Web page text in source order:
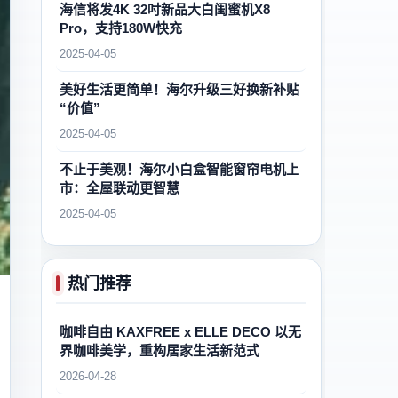
海信将发4K 32吋新品大白闺蜜机X8
Pro，支持180W快充
2025-04-05
美好生活更简单！海尔升级三好换新补贴
“价值”
2025-04-05
不止于美观！海尔小白盒智能窗帘电机上
市：全屋联动更智慧
2025-04-05
热门推荐
咖啡自由 KAXFREE x ELLE DECO 以无
界咖啡美学，重构居家生活新范式
2026-04-28